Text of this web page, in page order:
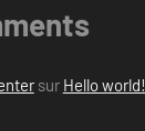
sur Hello world!